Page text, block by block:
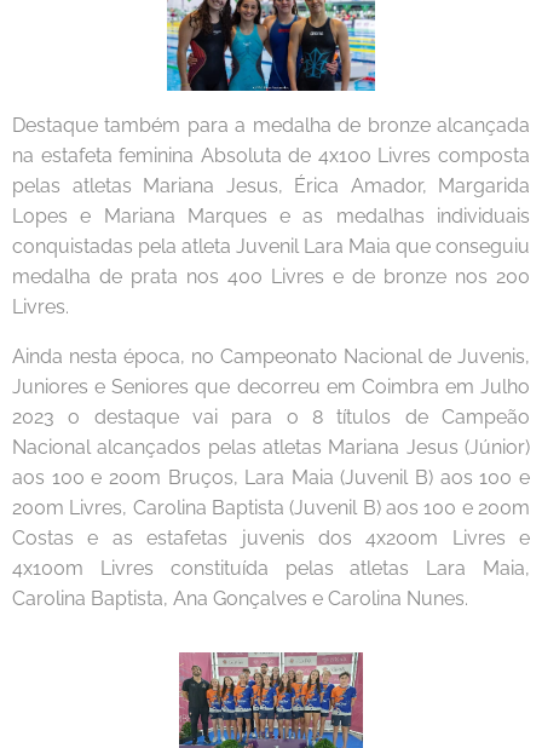
Destaque também para a medalha de bronze alcançada
na estafeta feminina Absoluta de 4x100 Livres composta
pelas atletas Mariana Jesus, Érica Amador, Margarida
Lopes e Mariana Marques e as medalhas individuais
conquistadas pela atleta Juvenil Lara Maia que conseguiu
medalha de prata nos 400 Livres e de bronze nos 200
Livres.
Ainda nesta época, no Campeonato Nacional de Juvenis,
Juniores e Seniores que decorreu em Coimbra em Julho
2023 o destaque vai para o 8 títulos de Campeão
Nacional alcançados pelas atletas Mariana Jesus (Júnior)
aos 100 e 200m Bruços, Lara Maia (Juvenil B) aos 100 e
200m Livres, Carolina Baptista (Juvenil B) aos 100 e 200m
Costas e as estafetas juvenis dos 4x200m Livres e
4x100m Livres constituída pelas atletas Lara Maia,
Carolina Baptista, Ana Gonçalves e Carolina Nunes.